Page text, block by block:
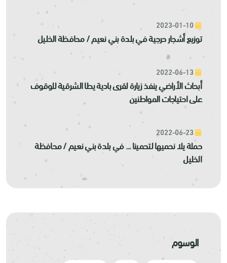
توزيع أشجار حرجية في بلدة بني نعيم / محافظة الخليل
أبحاث الأراضي ينفذ زيارة لقرى بادية يطا الشرقية للوقوف
على احتياجات المواطنين
حملة يلا نحميها لتحمينا ... في بلدة بني نعيم / محافظة
الخليل
الوسوم